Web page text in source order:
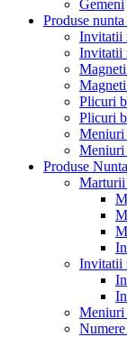
Gemeni
Produse
Invitatii
Invitatii
Plicuri
Plicuri
Meniuri
Meniuri
Produse Nunta
Marturii
Invitatii
Meniuri
Numere